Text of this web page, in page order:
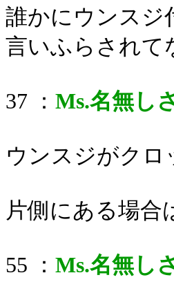
誰かにウンスジ
言いふらされて
37 ： Ms.名無し
ウンスジがクロ
片側にある場合
55 ： Ms.名無し